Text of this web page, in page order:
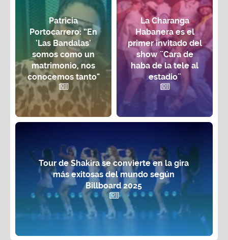
Patricia
Portocarrero: “En
'Las Bandalas'
somos como un
matrimonio, nos
conocemos tanto"
La Charanga
Habanera es el
primer invitado del
show ¨Cara de
haba de la tele al
estadio¨
Tour de Shakira se convierte en la gira
más exitosas del mundo según
Billboard 2025